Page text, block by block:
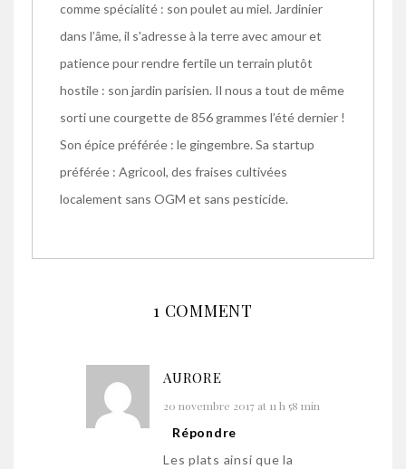
comme spécialité : son poulet au miel. Jardinier
dans l’âme, il s'adresse à la terre avec amour et
patience pour rendre fertile un terrain plutôt
hostile : son jardin parisien. Il nous a tout de même
sorti une courgette de 856 grammes l’été dernier !
Son épice préférée : le gingembre. Sa startup
préférée : Agricool, des fraises cultivées
localement sans OGM et sans pesticide.
1 COMMENT
AURORE
20 novembre 2017 at 11 h 58 min
Répondre
Les plats ainsi que la